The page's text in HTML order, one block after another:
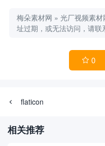
梅朵素材网 » 光厂视频素材
址过期，或无法访问，请联
 0
flaticon
相关推荐